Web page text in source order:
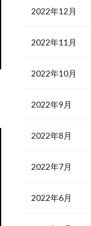
2022年12月
2022年11月
2022年10月
2022年9月
2022年8月
2022年7月
2022年6月